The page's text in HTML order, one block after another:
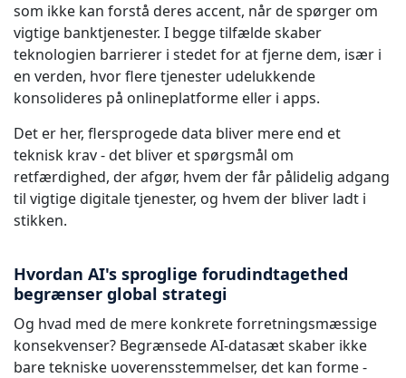
som ikke kan forstå deres accent, når de spørger om
vigtige banktjenester. I begge tilfælde skaber
teknologien barrierer i stedet for at fjerne dem, især i
en verden, hvor flere tjenester udelukkende
konsolideres på onlineplatforme eller i apps.
Det er her, flersprogede data bliver mere end et
teknisk krav - det bliver et spørgsmål om
retfærdighed, der afgør, hvem der får pålidelig adgang
til vigtige digitale tjenester, og hvem der bliver ladt i
stikken.
Hvordan AI's sproglige forudindtagethed
begrænser global strategi
Og hvad med de mere konkrete forretningsmæssige
konsekvenser? Begrænsede AI-datasæt skaber ikke
bare tekniske uoverensstemmelser, det kan forme -